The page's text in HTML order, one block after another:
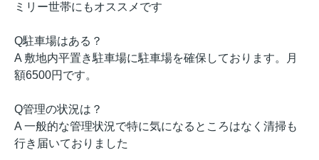
ミリー世帯にもオススメです
Q駐車場はある？
A 敷地内平置き駐車場に駐車場を確保しております。月
額6500円です。
Q管理の状況は？
A 一般的な管理状況で特に気になるところはなく清掃も
行き届いておりました